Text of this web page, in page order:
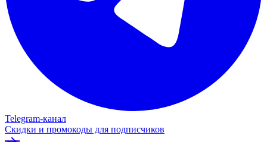
Telegram‑канал
Скидки и промокоды для подписчиков